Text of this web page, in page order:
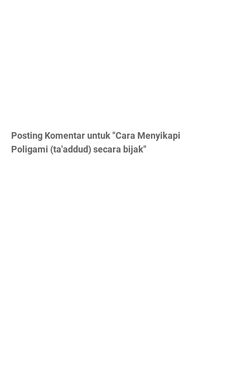
Posting Komentar untuk "Cara Menyikapi
Poligami (ta'addud) secara bijak"